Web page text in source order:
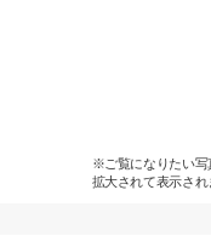
※ご覧になりたい写
拡大されて表示され